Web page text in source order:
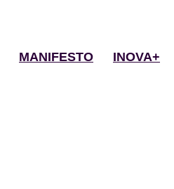
MANIFESTO INOVA+